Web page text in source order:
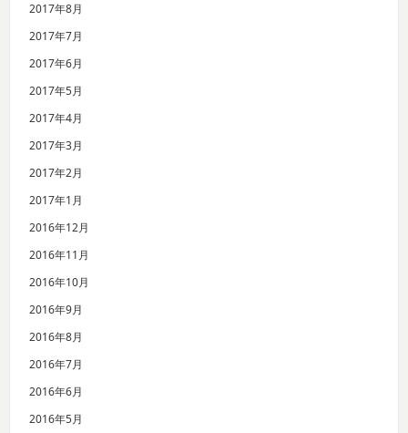
2017年8月
2017年7月
2017年6月
2017年5月
2017年4月
2017年3月
2017年2月
2017年1月
2016年12月
2016年11月
2016年10月
2016年9月
2016年8月
2016年7月
2016年6月
2016年5月